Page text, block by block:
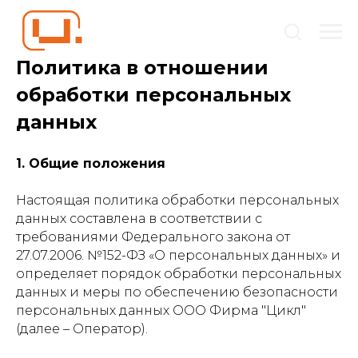
Политика в отношении
обработки персональных
данных
1. Общие положения
Настоящая политика обработки персональных
данных составлена в соответствии с
требованиями Федерального закона от
27.07.2006. №152-ФЗ «О персональных данных» и
определяет порядок обработки персональных
данных и меры по обеспечению безопасности
персональных данных ООО Фирма "Цикл"
(далее – Оператор).